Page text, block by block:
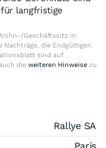
langfristige
Geschäftssitz in
Nachträge, die Endgültigen
sind auf
die weiteren Hinweise zu
Rallye SA
Paris